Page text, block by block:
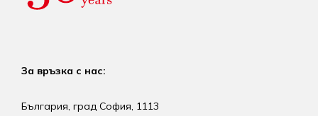
За връзка с нас:
България, град София, 1113